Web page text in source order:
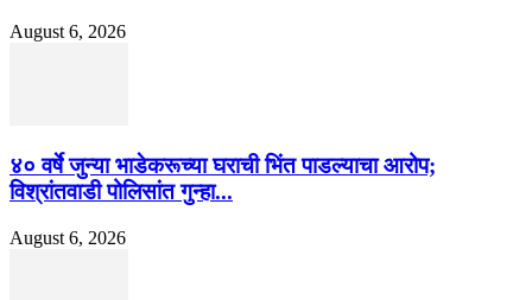
August 6, 2026
४० वर्षे जुन्या भाडेकरूच्या घराची भिंत पाडल्याचा आरोप;
विश्रांतवाडी पोलिसांत गुन्हा...
August 6, 2026